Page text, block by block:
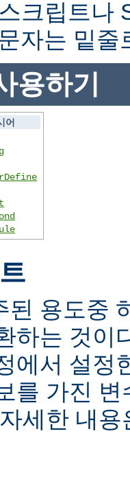
크립트나
자는 밑줄
용하기
어
된 용도중
하는 것이
에서 설정
를 가진
세한 내